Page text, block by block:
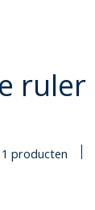
ruler
1 producten